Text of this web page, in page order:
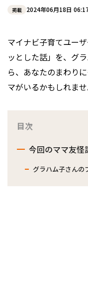
掲載 2024年06月18日
マイナビ子育てユー
ッとした話」を、グ
ら、あなたのまわり
マがいるかもしれま
目次
今回のママ友怪
グラハム子さんの